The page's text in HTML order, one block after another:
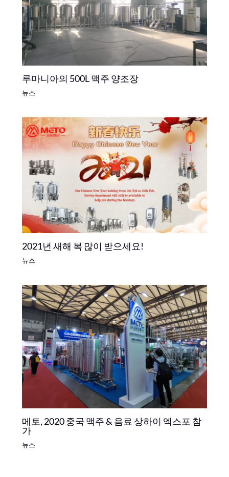
루마니아의 500L 맥주 양조장
뉴스
2021년 새해 복 많이 받으세요!
뉴스
메토, 2020 중국 맥주 & 음료 상하이 엑스포 참
가
뉴스